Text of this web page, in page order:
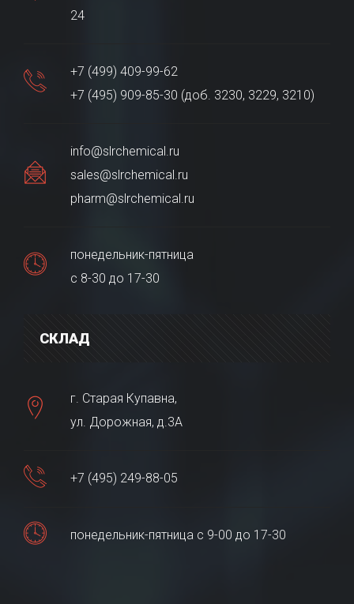
24
+7 (499) 409-99-62
+7 (495) 909-85-30 (доб. 3230, 3229, 3210)
info@slrchemical.ru
sales@slrchemical.ru
pharm@slrchemical.ru
понедельник-пятница
с 8-30 до 17-30
СКЛАД
г. Старая Купавна,
ул. Дорожная, д.3А
+7 (495) 249-88-05
понедельник-пятница с 9-00 до 17-30